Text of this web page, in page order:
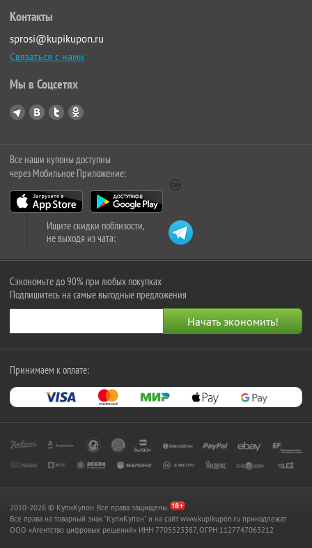
Контакты
sprosi@kupikupon.ru
Связаться с нами
Мы в Соцсетях
Все наши купоны доступны
через Мобильное Приложение:
Ищите скидки поблизости,
не выходя из чата:
Сэкономьте до 90% при любых покупках
Подпишитесь на самые выгодные предложения
Принимаем к оплате:
2010-2026 © КупиКупон. Все права защищены.
Все права на товарный знак "КупиКупон" и на сайт www.kupikupon.ru принадлежат
OOO «Агентство цифровых решений» ИНН 7705523387, ОГРН 1127747063212